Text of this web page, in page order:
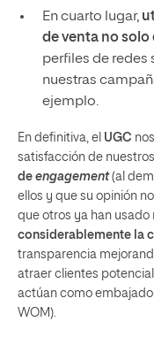
En cuarto lugar,
de venta no
perfiles de redes
nuestras
ejemplo.
En definitiva, el UGC
satisfacción de
de engagement(al
ellos y que su opinión
que otros ya han
considerablemente la
transparencia
atraer clientes
actúan como
WOM).